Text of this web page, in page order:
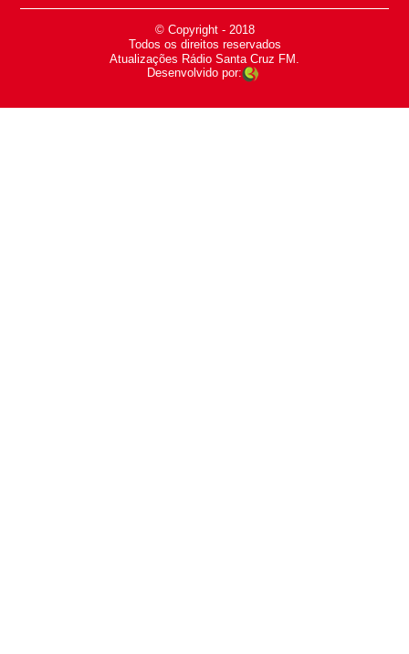
© Copyright - 2018
-
Todos os direitos reservados
-
Atualizações Rádio Santa Cruz FM.
Desenvolvido por: